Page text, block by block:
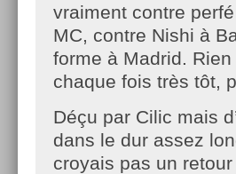
vraiment contre
MC, contre Nishi à
forme à Madrid.
chaque fois très tôt,
Déçu par Cilic mais
dans le dur assez
croyais pas un